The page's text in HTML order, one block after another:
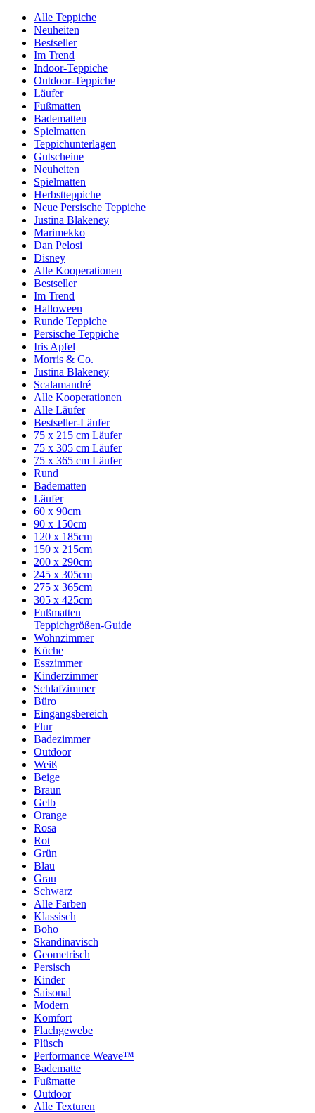
Alle Teppiche
Neuheiten
Bestseller
Im Trend
Indoor-Teppiche
Outdoor-Teppiche
Läufer
Fußmatten
Badematten
Spielmatten
Teppichunterlagen
Gutscheine
Neuheiten
Spielmatten
Herbstteppiche
Neue Persische Teppiche
Justina Blakeney
Marimekko
Dan Pelosi
Disney
Alle Kooperationen
Bestseller
Im Trend
Halloween
Runde Teppiche
Persische Teppiche
Iris Apfel
Morris & Co.
Justina Blakeney
Scalamandré
Alle Kooperationen
Alle Läufer
Bestseller-Läufer
75 x 215 cm Läufer
75 x 305 cm Läufer
75 x 365 cm Läufer
Rund
Badematten
Läufer
60 x 90cm
90 x 150cm
120 x 185cm
150 x 215cm
200 x 290cm
245 x 305cm
275 x 365cm
305 x 425cm
Fußmatten
Teppichgrößen-Guide
Wohnzimmer
Küche
Esszimmer
Kinderzimmer
Schlafzimmer
Büro
Eingangsbereich
Flur
Badezimmer
Outdoor
Weiß
Beige
Braun
Gelb
Orange
Rosa
Rot
Grün
Blau
Grau
Schwarz
Alle Farben
Klassisch
Boho
Skandinavisch
Geometrisch
Persisch
Kinder
Saisonal
Modern
Komfort
Flachgewebe
Plüsch
Performance Weave™
Badematte
Fußmatte
Outdoor
Alle Texturen